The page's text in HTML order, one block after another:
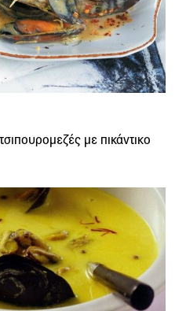
με πικάντικο